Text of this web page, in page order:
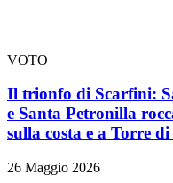
VOTO
Il trionfo di Scarfini:
e Santa Petronilla
sulla costa e a Torre
26 Maggio 2026